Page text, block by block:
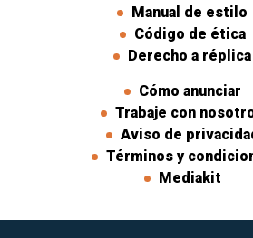
Manual de estilo
Código de ética
Derecho a réplica
Cómo anunciar
Trabaje con
Aviso de
Términos y
Mediakit